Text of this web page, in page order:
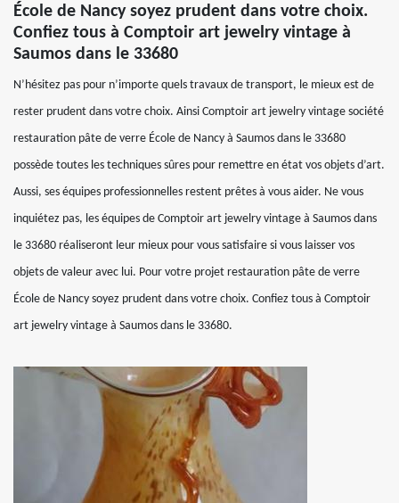
École de Nancy soyez prudent dans votre choix.
Confiez tous à Comptoir art jewelry vintage à
Saumos dans le 33680
N’hésitez pas pour n’importe quels travaux de transport, le mieux est de
rester prudent dans votre choix. Ainsi Comptoir art jewelry vintage société
restauration pâte de verre École de Nancy à Saumos dans le 33680
possède toutes les techniques sûres pour remettre en état vos objets d’art.
Aussi, ses équipes professionnelles restent prêtes à vous aider. Ne vous
inquiétez pas, les équipes de Comptoir art jewelry vintage à Saumos dans
le 33680 réaliseront leur mieux pour vous satisfaire si vous laisser vos
objets de valeur avec lui. Pour votre projet restauration pâte de verre
École de Nancy soyez prudent dans votre choix. Confiez tous à Comptoir
art jewelry vintage à Saumos dans le 33680.